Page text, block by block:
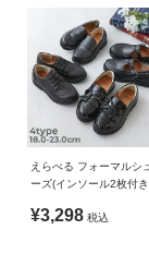
ド
よ
く
あ
る
シワになりにく
伸縮性：なし
■スタイリング
シャツやベスト
すめ。
カジュアルなト
ムです。
ご注意事項
・柔軟剤や乾燥
・摩擦や水、汗
さい。
・平置きにて採
生じる場合があ
・梱包時の畳み
めご了承くださ
・生産時期によ
えらべる フォーマルシュ
ーズ(インソール2枚付
¥3,298 税込